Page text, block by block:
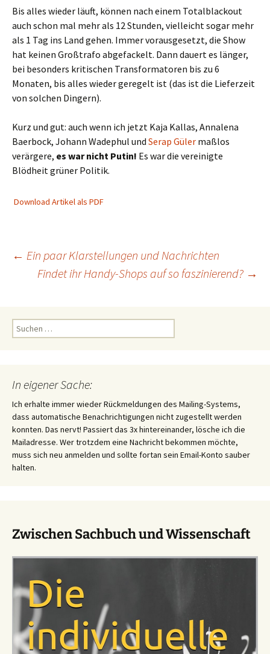
Bis alles wieder läuft, können nach einem Totalblackout
auch schon mal mehr als 12 Stunden, vielleicht sogar mehr
als 1 Tag ins Land gehen. Immer vorausgesetzt, die Show
hat keinen Großtrafo abgefackelt. Dann dauert es länger,
bei besonders kritischen Transformatoren bis zu 6
Monaten, bis alles wieder geregelt ist (das ist die Lieferzeit
von solchen Dingern).
Kurz und gut: auch wenn ich jetzt Kaja Kallas, Annalena
Baerbock, Johann Wadephul und Serap Güler maßlos
verärgere, es war nicht Putin! Es war die vereinigte
Blödheit grüner Politik.
Download Artikel als PDF
Beitragsnavigation
← Ein paar Klarstellungen und Nachrichten
Findet ihr Handy-Shops auf so faszinierend? →
Suchen
nach:
In eigener Sache:
Ich erhalte immer wieder Rückmeldungen des Mailing-Systems,
dass automatische Benachrichtigungen nicht zugestellt werden
konnten. Das nervt! Passiert das 3x hintereinander, lösche ich die
Mailadresse. Wer trotzdem eine Nachricht bekommen möchte,
muss sich neu anmelden und sollte fortan sein Email-Konto sauber
halten.
Zwischen Sachbuch und Wissenschaft